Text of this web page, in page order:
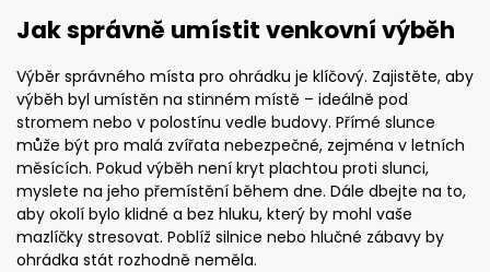
Jak správně umístit venkovní výběh
Výběr správného místa pro ohrádku je klíčový. Zajistěte, aby
výběh byl umístěn na stinném místě – ideálně pod
stromem nebo v polostínu vedle budovy. Přímé slunce
může být pro malá zvířata nebezpečné, zejména v letních
měsících. Pokud výběh není kryt plachtou proti slunci,
myslete na jeho přemístění během dne. Dále dbejte na to,
aby okolí bylo klidné a bez hluku, který by mohl vaše
mazlíčky stresovat. Poblíž silnice nebo hlučné zábavy by
ohrádka stát rozhodně neměla.